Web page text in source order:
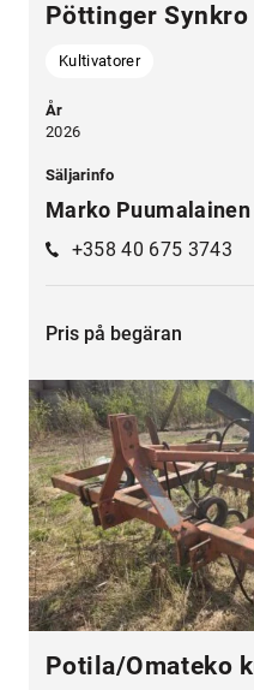
Pöttinger Synkro
Kultivatorer
År
2026
Säljarinfo
Marko Puumalainen
+358 40 675 3743
Pris på begäran
Potila/Omateko